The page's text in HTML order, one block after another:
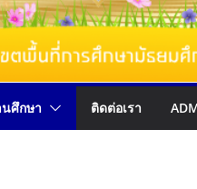
ศึกษา ติดต่อเรา